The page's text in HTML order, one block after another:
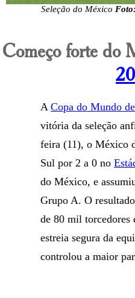
Seleção do México
Começo forte do
ACopa do Mundo
vitória da seleção
feira (11), o México
Sul por 2 a 0 no
do México, e
Grupo A. O
de 80 mil torcedores
estreia segura da
controlou a maior